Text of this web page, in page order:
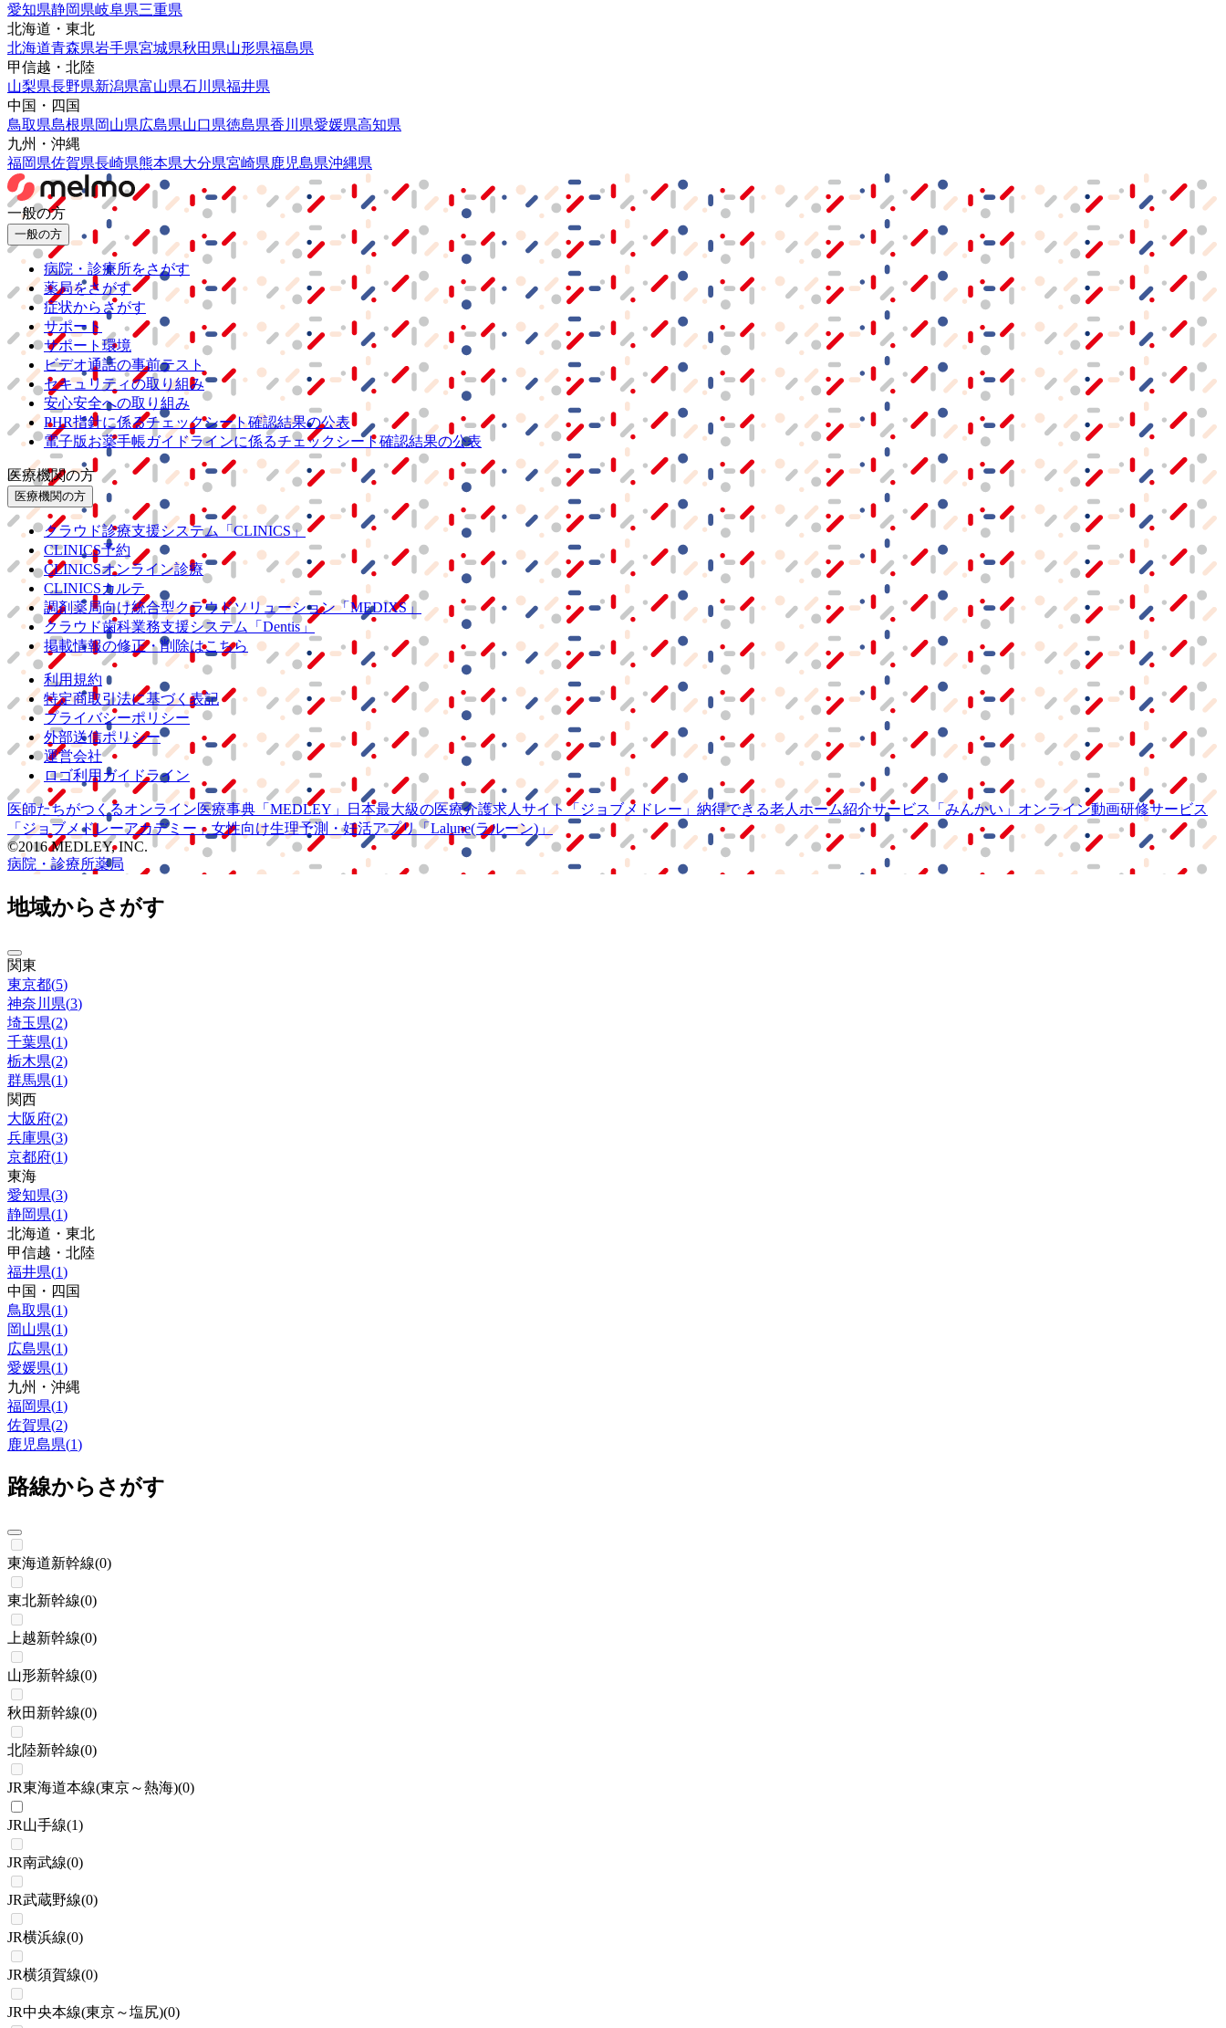
愛知県静岡県岐阜県三重県
北海道・東北
北海道青森県岩手県宮城県秋田県山形県福島県
甲信越・北陸
山梨県長野県新潟県富山県石川県福井県
中国・四国
鳥取県島根県岡山県広島県山口県徳島県香川県愛媛県高知県
九州・沖縄
福岡県佐賀県長崎県熊本県大分県宮崎県鹿児島県沖縄県
一般の方
一般の方
病院・診療所をさがす
薬局をさがす
症状からさがす
サポート
サポート環境
ビデオ通話の事前テスト
セキュリティの取り組み
安心安全への取り組み
PHR指針に係るチェックシート確認結果の公表
電子版お薬手帳ガイドラインに係るチェックシート確認結果の公表
医療機関の方
医療機関の方
クラウド診療支援システム
「CLINICS」
CLINICS予約
CLINICSオンライン診療
CLINICSカルテ
調剤薬局向け統合型クラウドソリューション「MEDIXS」
クラウド歯科業務支援システム
「Dentis」
掲載情報の修正・削除はこちら
利用規約
特定商取引法に基づく表記
プライバシーポリシー
外部送信ポリシー
運営会社
ロゴ利用ガイドライン
医師たちがつくるオンライン医療事典 「MEDLEY」 日本最大級の医療介護求人サイト 「ジョブメドレー」 納得できる老人ホーム紹介サービス 「みんかい」 オンライン動画研修サービス
「ジョブメドレーアカデミー」 女性向け生理予測・妊活アプリ「Lalune(ラルーン)」
©2016 MEDLEY, INC.
病院・診療所薬局
地域からさがす
関東
東京都(5)
神奈川県(3)
埼玉県(2)
千葉県(1)
栃木県(2)
群馬県(1)
関西
大阪府(2)
兵庫県(3)
京都府(1)
東海
愛知県(3)
静岡県(1)
北海道・東北
甲信越・北陸
福井県(1)
中国・四国
鳥取県(1)
岡山県(1)
広島県(1)
愛媛県(1)
九州・沖縄
福岡県(1)
佐賀県(2)
鹿児島県(1)
路線からさがす
東海道新幹線(0)
東北新幹線(0)
上越新幹線(0)
山形新幹線(0)
秋田新幹線(0)
北陸新幹線(0)
JR東海道本線(東京～熱海)(0)
JR山手線(1)
JR南武線(0)
JR武蔵野線(0)
JR横浜線(0)
JR横須賀線(0)
JR中央本線(東京～塩尻)(0)